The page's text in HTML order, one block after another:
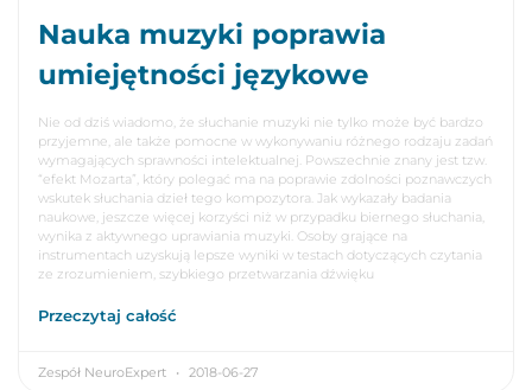
Nauka muzyki poprawia
umiejętności językowe
Nie od dziś wiadomo, że słuchanie muzyki nie tylko może być bardzo
przyjemne, ale także pomocne w wykonywaniu różnego rodzaju zadań
wymagających sprawności intelektualnej. Powszechnie znany jest tzw.
“efekt Mozarta”, który polegać ma na poprawie zdolności poznawczych
wskutek słuchania dzieł tego kompozytora. Jak wykazały badania
naukowe, jeszcze więcej korzyści niż w przypadku biernego słuchania,
wynika z aktywnego uprawiania muzyki. Osoby grające na
instrumentach uzyskują lepsze wyniki w testach dotyczących czytania
ze zrozumieniem, szybkiego przetwarzania dźwięku
Przeczytaj całość
Zespół NeuroExpert 2018-06-27